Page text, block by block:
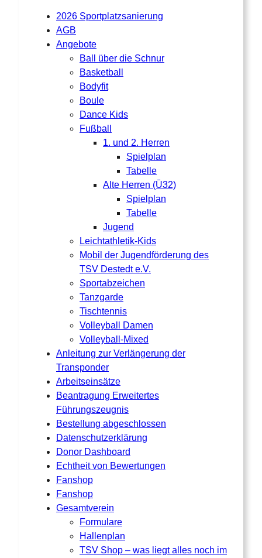
2026 Sportplatzsanierung
AGB
Angebote
Ball über die Schnur
Basketball
Bodyfit
Boule
Dance Kids
Fußball
1. und 2. Herren
Spielplan
Tabelle
Alte Herren (Ü32)
Spielplan
Tabelle
Jugend
Leichtathletik-Kids
Mobil der Jugendförderung des
TSV Destedt e.V.
Sportabzeichen
Tanzgarde
Tischtennis
Volleyball Damen
Volleyball-Mixed
Anleitung zur Verlängerung der
Transponder
Arbeitseinsätze
Beantragung Erweitertes
Führungszeugnis
Bestellung abgeschlossen
Datenschutzerklärung
Donor Dashboard
Echtheit von Bewertungen
Fanshop
Fanshop
Gesamtverein
Formulare
Hallenplan
TSV Shop – was liegt alles noch im